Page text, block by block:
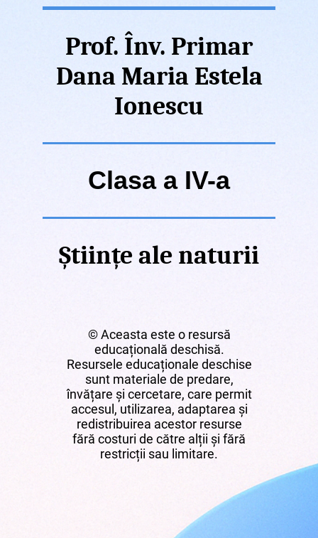
Prof. Înv. Primar
Dana Maria Estela
Ionescu
Clasa a IV-a
Științe ale naturii
© Aceasta este o resursă
educațională deschisă.
Resursele educaționale deschise
sunt materiale de predare,
învățare și cercetare, care permit
accesul, utilizarea, adaptarea și
redistribuirea acestor resurse
fără costuri de către alții și fără
restricții sau limitare.